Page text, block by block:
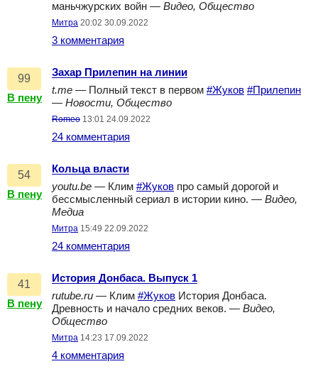
маньчжурских войн — Видео, Общество
Митра 20:02 30.09.2022
3 комментария
99
В пену
Захар Прилепин на линии
t.me — Полный текст в первом #Жуков #Прилепин
— Новости, Общество
Romeo 13:01 24.09.2022
24 комментария
54
В пену
Кольца власти
youtu.be — Клим #Жуков про самый дорогой и
бессмысленный сериал в истории кино. — Видео,
Медиа
Митра 15:49 22.09.2022
24 комментария
41
В пену
История Донбаса. Выпуск 1
rutube.ru — Клим #Жуков История Донбаса.
Древность и начало средних веков. — Видео,
Общество
Митра 14:23 17.09.2022
4 комментария